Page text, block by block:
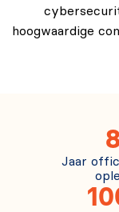
hoogwaardige
Jaar